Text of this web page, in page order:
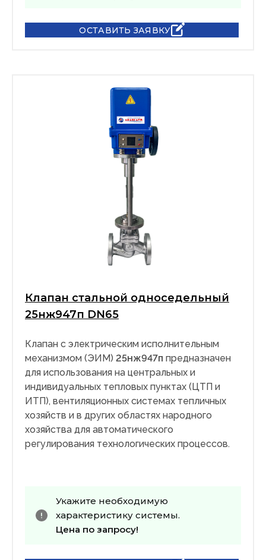
ОСТАВИТЬ ЗАЯВКУ
Клапан стальной односедельный
25нж947п DN65
Клапан с электрическим исполнительным
механизмом (ЭИМ) 25нж947п предназначен
для использования на центральных и
индивидуальных тепловых пунктах (ЦТП и
ИТП), вентиляционных системах тепличных
хозяйств и в других областях народного
хозяйства для автоматического
регулирования технологических процессов.
Укажите необходимую
характеристику системы.
Цена по запросу!